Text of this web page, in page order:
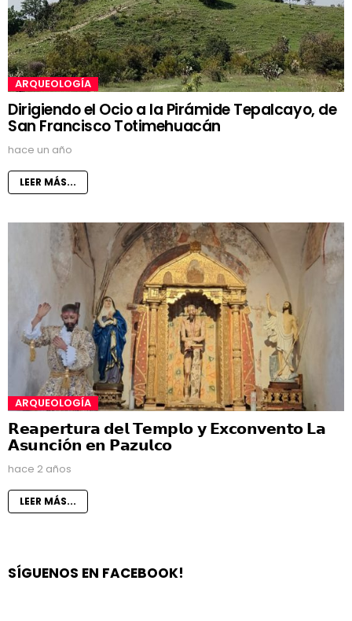
ARQUEOLOGÍA
Dirigiendo el Ocio a la Pirámide Tepalcayo, de
San Francisco Totimehuacán
hace un año
LEER MÁS...
ARQUEOLOGÍA
𝗥𝗲𝗮𝗽𝗲𝗿𝘁𝘂𝗿𝗮 𝗱𝗲𝗹 𝗧𝗲𝗺𝗽𝗹𝗼 𝘆 𝗘𝘅𝗰𝗼𝗻𝘃𝗲𝗻𝘁𝗼 𝗟𝗮
𝗔𝘀𝘂𝗻𝗰𝗶ó𝗻 𝗲𝗻 𝗣𝗮𝘇𝘂𝗹𝗰𝗼
hace 2 años
LEER MÁS...
SÍGUENOS EN FACEBOOK!